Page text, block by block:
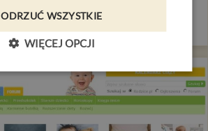
REZERWACJA
ODRZUĆ WSZYSTKIE
WIĘCEJ OPCJI